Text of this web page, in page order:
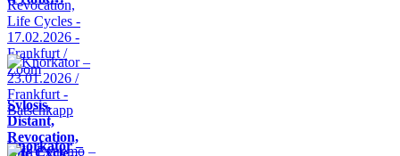
Sylosis,
Distant,
Revocation,
Life Cycle…
Knorkator –